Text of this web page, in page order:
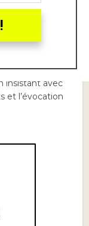
dans la
révolutionner
insistant avec
et l’évocation